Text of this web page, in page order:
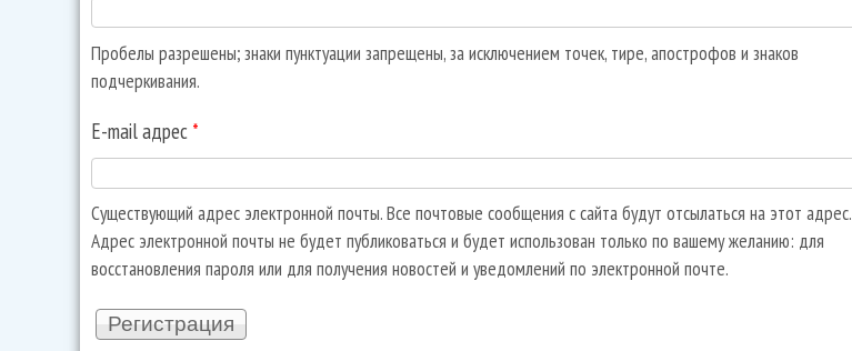
Пробелы разрешены; знаки пунктуации запрещены, за исключением точек, тире, апострофов и знаков
подчеркивания.
E-mail адрес *
Существующий адрес электронной почты. Все почтовые сообщения с сайта будут отсылаться на этот адрес.
Адрес электронной почты не будет публиковаться и будет использован только по вашему желанию: для
восстановления пароля или для получения новостей и уведомлений по электронной почте.